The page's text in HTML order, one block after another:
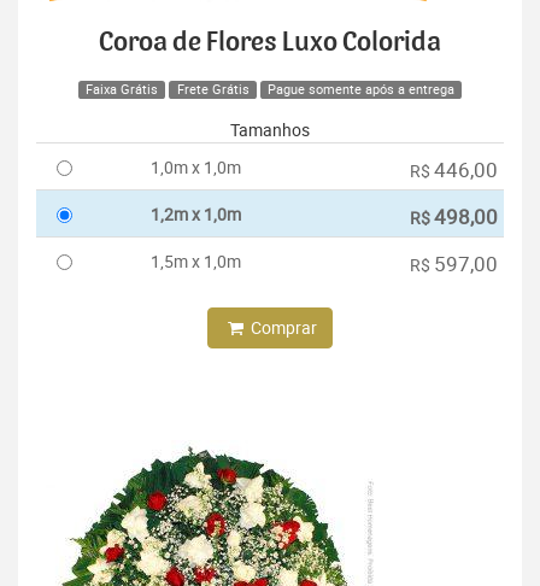
Coroa de Flores Luxo Colorida
Faixa Grátis Frete Grátis Pague somente após a entrega
Tamanhos
1,0m x 1,0m
R$ 446,00
1,2m x 1,0m R$498,00
1,5m x 1,0m R$ 597,00
Comprar